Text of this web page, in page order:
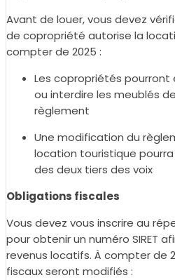
Avant de louer, vous devez
de copropriété autorise la
compter de 2025 :
Les copropriétés
ou interdire les meublés
règlement
Une modification du
location touristique
des deux tiers des voix
Obligations fiscales
Vous devez vous inscrire au
pour obtenir un numéro SIRET
revenus locatifs. À compter de
fiscaux seront modifiés :